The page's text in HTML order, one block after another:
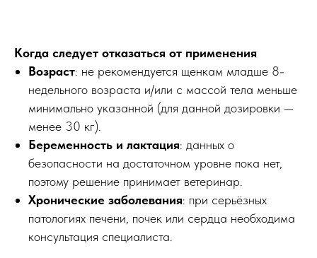
Когда следует отказаться от применения
Возраст: не рекомендуется щенкам младше 8-
недельного возраста и/или с массой тела меньше
минимально указанной (для данной дозировки —
менее 30 кг).
Беременность и лактация: данных о
безопасности на достаточном уровне пока нет,
поэтому решение принимает ветеринар.
Хронические заболевания: при серьёзных
патологиях печени, почек или сердца необходима
консультация специалиста.